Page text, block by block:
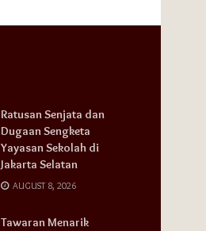
Ratusan Senjata dan
Dugaan Sengketa
Yayasan Sekolah di
Jakarta Selatan
AUGUST 8, 2026
Tawaran Menarik